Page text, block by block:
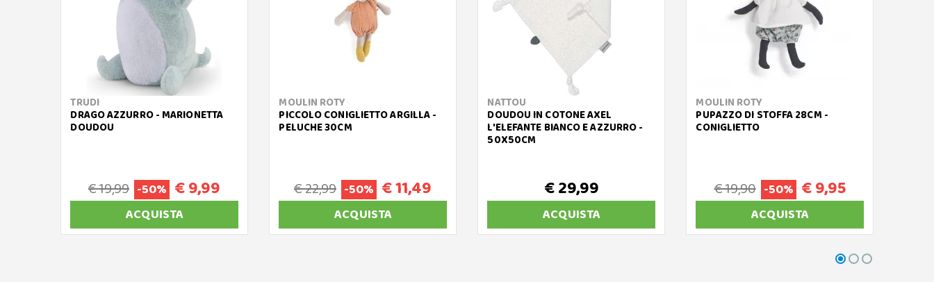
TRUDI
DRAGO AZZURRO - MARIONETTA
DOUDOU
€ 19,99 -50% € 9,99
ACQUISTA
MOULIN ROTY
PICCOLO CONIGLIETTO ARGILLA -
PELUCHE 30CM
€ 22,99 -50% € 11,49
ACQUISTA
NATTOU
DOUDOU IN COTONE AXEL
L'ELEFANTE BIANCO E AZZURRO -
50X50CM
€ 29,99
ACQUISTA
MOULIN ROTY
PUPAZZO DI STOFFA 28CM -
CONIGLIETTO
€ 19,90 -50% € 9,95
ACQUISTA